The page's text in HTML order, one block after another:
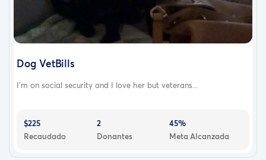
Dog VetBills
I’m on social security and I love her but veterans...
$225
Recaudado
2
Donantes
45%
Meta Alcanzada